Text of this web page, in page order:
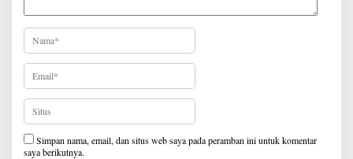
Simpan nama, email, dan situs web saya pada peramban ini untuk komentar
saya berikutnya.